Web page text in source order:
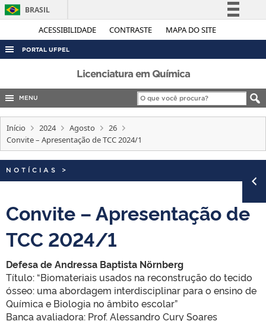
ACESSIBILIDADE CONTRASTE MAPA DO SITE
BRASIL
Simplifique!
Legislação
Canais
PORTAL UFPEL
ACESSO À INFORMAÇÃO
AUDITORIA
CONCURSOS
EDITAIS
INTERNACIONAL
PORTARIAS
Licenciatura em Química
MENU
Início 2024 Agosto
26
Convite – Apresentação de TCC 2024/1
NOTÍCIAS >
Convite – Apresentação de
TCC 2024/1
Defesa de Andressa Baptista Nörnberg
Título: “Biomateriais usados na reconstrução do tecido
ósseo: uma abordagem interdisciplinar para o ensino de
Química e Biologia no âmbito escolar”
Banca avaliadora: Prof. Alessandro Cury Soares